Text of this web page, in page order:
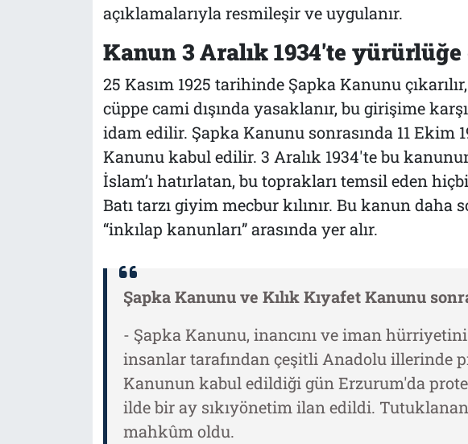
açıklamalarıyla resmileşir ve uygulanır.
Kanun 3 Aralık 1934'te
25 Kasım 1925 tarihinde Şapka Kanunu
cüppe cami dışında yasaklanır, bu girişime
idam edilir. Şapka Kanunu sonrasında 11 Ekim
Kanunu kabul edilir. 3 Aralık 1934'te bu
İslam’ı hatırlatan, bu toprakları temsil eden
Batı tarzı giyim mecbur kılınır. Bu kanun daha
“inkılap kanunları” arasında yer alır.
Şapka Kanunu ve Kılık Kıyafet Kanunu
- Şapka Kanunu, inancını ve iman
insanlar tarafından çeşitli Anadolu illerinde
Kanunun kabul edildiği gün Erzurum'da
ilde bir ay sıkıyönetim ilan edildi.
mahkûm oldu.